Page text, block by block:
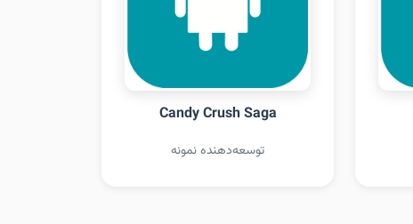
Candy Crush Saga
توسعه‌دهنده نمونه